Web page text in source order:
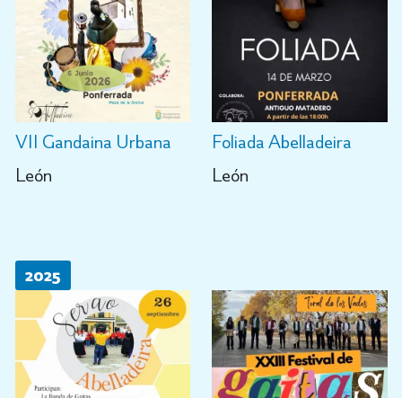
VII Gandaina Urbana
León
Foliada Abelladeira
León
2025